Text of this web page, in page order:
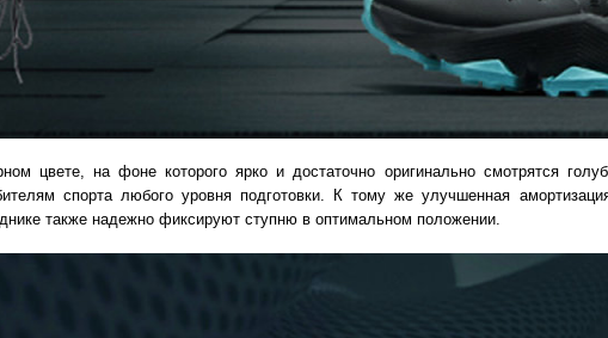
цвете, на фоне которого ярко и достаточно оригинально смотрятся
спорта любого уровня подготовки. К тому же улучшенная
также надежно фиксируют ступню в оптимальном положении.